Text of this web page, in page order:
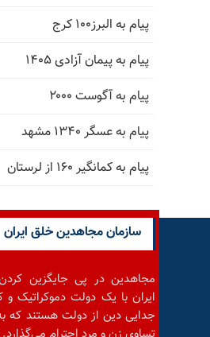
پیام به البرز۱۰۰ کرج
پیام به پیمان آزادی ۱۴۰۵
پیام به آگوست ۲۰۰۰
پیام به عسگر ۱۳۴۰ مشهد
پیام به کمانگیر ۱۶۰ از لرستان
سازمان مجاهدین خلق ایران
مجاهدین در پی جایگزین
ایران با یک دولت دموکراتیک و
جدایی دین از دولت هستند که